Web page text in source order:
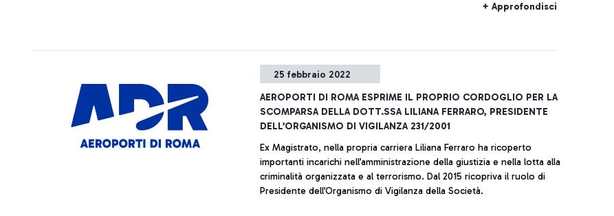
+ Approfondisci
25 febbraio 2022
AEROPORTI DI ROMA ESPRIME IL PROPRIO CORDOGLIO PER LA
SCOMPARSA DELLA DOTT.SSA LILIANA FERRARO, PRESIDENTE
DELL’ORGANISMO DI VIGILANZA 231/2001
Ex Magistrato, nella propria carriera Liliana Ferraro ha ricoperto
importanti incarichi nell’amministrazione della giustizia e nella lotta alla
criminalità organizzata e al terrorismo. Dal 2015 ricopriva il ruolo di
Presidente dell’Organismo di Vigilanza della Società.